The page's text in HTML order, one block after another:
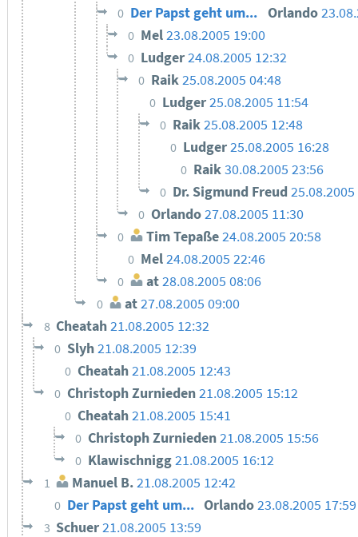
0 Der Papst geht um... Orlando
0 Mel23.08.2005 19:00
0 Ludger24.08.2005 12:32
0 Raik25.08.2005 04:48
0 Ludger25.08.2005 11:54
0 Raik25.08.2005 12:48
0 Ludger25.08.2005 16:28
0 Raik30.08.2005 23:56
0 Dr. Sigmund Freud
0 Orlando27.08.2005 11:30
0 Tim Tepaße24.08.2005 20:58
0 Mel24.08.2005 22:46
0 at28.08.2005 08:06
0 at27.08.2005 09:00
8 Cheatah21.08.2005 12:32
0 Slyh21.08.2005 12:39
0 Cheatah21.08.2005 12:43
0 Christoph Zurnieden21.08.2005 15:12
0 Cheatah21.08.2005 15:41
0 Christoph Zurnieden21.08.2005 15:56
0 Klawischnigg21.08.2005 16:12
1 Manuel B.21.08.2005 12:42
0 Der Papst geht um... Orlando23.08.2005 17:59
3 Schuer21.08.2005 13:59